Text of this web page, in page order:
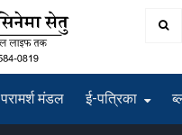
परामर्श मंडल ई-पत्रिका